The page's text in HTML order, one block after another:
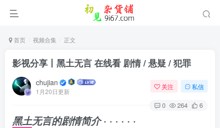
首页 视频合集 正文
影视分享丨黑土无言 在线看 剧情 / 悬疑 / 犯罪
chujian
1月20日更新
关注 私信
0 264 6
黑土无言的剧情简介· · · · · ·